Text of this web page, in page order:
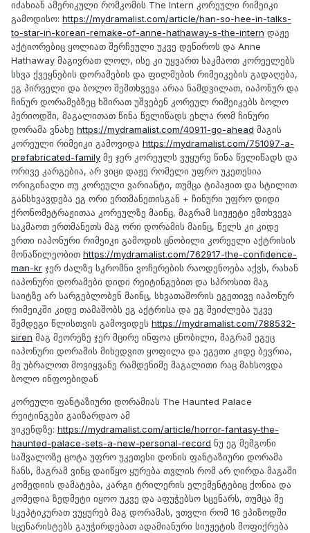
იძახიან ამერიკული რომკომის The Intern კორეული რიმეიკი
გამოდისო: https://mydramalist.com/article/han-so-hee-in-talks-
to-star-in-korean-remake-of-anne-hathaway-s-the-intern დაჟე
აქტიორებიც ყოლიათ შერჩეული უკვე დენიროს და Anne
Hathaway მაგივრათ ლოლ, ისე კი უყვართ საკმაოთ კორეელებს
სხვა ქვეყნების დორამების და ფილმების რიმეიკების გადაღება,
ეგ პირველი და ბოლო შემთხვევა არაა ნამდვილათ, იაპონურ და
ჩინურ დორამებზეც ხშირათ უშვებენ კორეულ რიმეიკებს ბოლო
პერიოდში, მაგალითათ წინა წელიწადს ეხლა რომ ჩინური
დორამა ვნახე https://mydramalist.com/40911-go-ahead მაგის
კორეული რიმეიკი გამოვიდა https://mydramalist.com/751097-a-
prefabricated-family მე ჯერ კორეულს ვუყურე წინა წელიწადს და
ორივე კარგებია, არ ვიცი დაჟე რომელი უფრო უკეთესია
ორიგინალი თუ კორეული ვარიანტი, თუმცა ტიპაჟით და სტილით
განსხვავდება ეგ ორი ერთმანეთისგან + ჩინური უფრო დიდი
ქრონომეტრაჟითაა კორეულზე მაინც, მაგრამ სიუჟეტი ემთხვევა
საკმაოთ ერთმანეთს მაგ ორი დორამის მაინც, წელს კი კიდე
ერთი იაპონური რიმეიკი გამოდის ცნობილი კორეელი აქტრისის
მონაწილეობით https://mydramalist.com/762917-the-confidence-
man-kr ჯერ ძალზე სკრომნი ვოჩერების რაოდენოება აქვს, რახან
იაპონური დორამები დიდი რეიტინგებით და სპროსით მაგ
საიტზე არ სარგებლობენ მაინც, სხვათაშორის ეგეთივე იაპონურ
რიმეიკში კიდე თამაშობს ეგ აქტრისა და ეგ შეიძლება უკვე
შემდეგი წლისთვის გამოვიდეს https://mydramalist.com/788532-
siren მაგ მეორეზე ჯერ მცირე ინფოა ცნობილი, მაგრამ ეგეც
იაპონური დორამის მიხედვით ყოფილა და ეგეთი კიდე ბევრია,
მე უბრალოთ მოვიყვანე რამდენიმე მაგალითი რაც მახსოვდა
ბოლო ინფოებიდან
კორეული ფანტაზიური დორამიას The Haunted Palace
რეიტინგები გაიზარდაო ამ
ვიკენდზე: https://mydramalist.com/article/horror-fantasy-the-
haunted-palace-sets-a-new-personal-record ნუ ეგ მემგონი
საშვალოზე ცოტა უფრო უკეთესი დონის ფანტაზიური დორამა
ჩანს, მაგრამ ვინც დაიწყო ყურება თვლის რომ არ ღირდა მაგაში
კომედიის დამატება, კარგი ტრილერის ელემენტებიც ქონია და
კომედია ზედმეტი იყოო უკვე და აფუჭებსო სცენარს, თუმცა მე
სკეპტიკურათ ვუყურებ მაგ დორამას, ვთვლი რომ 16 ეპიზოდში
სცენარისტებს გაუჭირდებათ ადამიანური სიუჟეტის მოფიქრება